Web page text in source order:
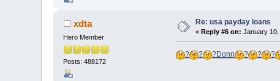
xdta
Hero Member
Posts: 488172
Re: usa payday loans
«Reply #6 on: January 10,
? ? ?Donn ? ? ?